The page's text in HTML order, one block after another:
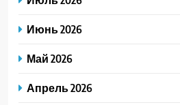
Июнь 2026
Май 2026
Апрель 2026